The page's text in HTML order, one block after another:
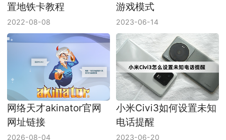
置地铁卡教程
2022-08-08
游戏模式
2023-06-14
网络天才akinator官网
网址链接
2026-08-04
小米Civi3如何设置未知
电话提醒
2023-06-20